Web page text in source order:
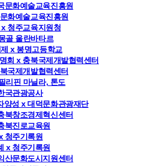
문화예술교육진흥원
화예술교육진흥원
청주교육지원청
골 울란바타르
x 봉명고등학교
회 x 충북국제개발협력센터
국제개발협력센터
리핀 마닐라, 톤도
국관광공사
양성 x 대덕문화관광재단
북창조경제혁신센터
북진로교육원
청주기록원
x 청주기록원
산문화도시지원센터